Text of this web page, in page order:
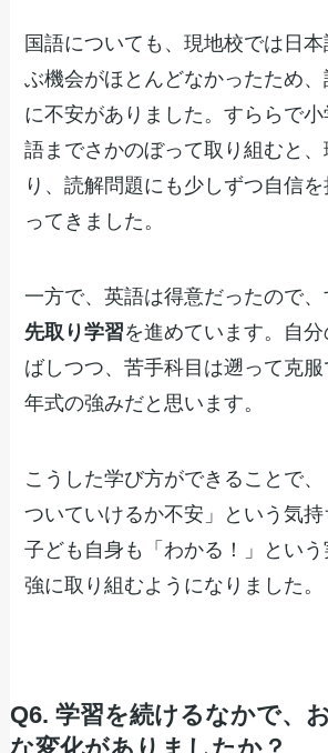
国語についても、現地校では日
ぶ機会がほとんどなかったため
に不安がありました。すららで
語までさかのぼって取り組むと、
り、読解問題にも少しずつ自信
ってきました。
一方で、英語は得意だったので
先取り学習を進めています。自
ばしつつ、苦手科目は遡って克
年式の強みだと思います。
こうした学び方ができることで
ついていけるか不安」という気持
子ども自身も「わかる！」とい
強に取り組むようになりました。
Q6. 学習を続けるなかで、